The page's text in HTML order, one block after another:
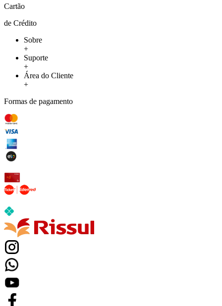
Cartão
de Crédito
Sobre
+
Suporte
+
Área do Cliente
+
Formas de pagamento